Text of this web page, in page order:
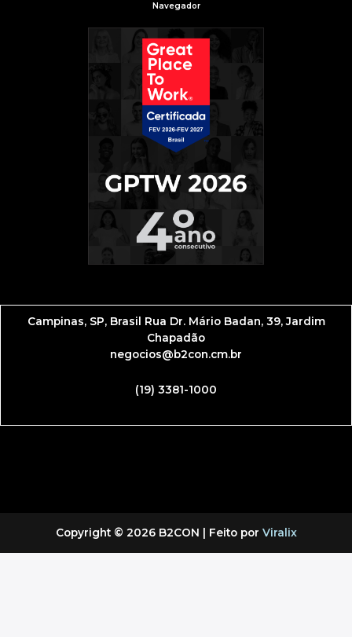
Navegador
Campinas, SP, Brasil
Rua Dr. Mário Badan, 39, Jardim
Chapadão
negocios@b2con.cm.br
(19) 3381-1000
Copyright © 2026 B2CON | Feito por Viralix